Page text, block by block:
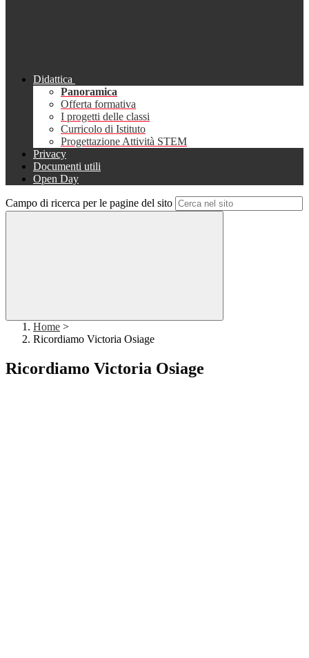
Didattica
Panoramica
Offerta formativa
I progetti delle classi
Curricolo di Istituto
Progettazione Attività STEM
Privacy
Documenti utili
Open Day
Campo di ricerca per le pagine del sito
Home >
Ricordiamo Victoria Osiage
Ricordiamo Victoria Osiage